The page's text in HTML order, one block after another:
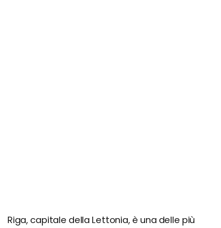
Cesis, Sigulda e Castello di Turaida
Riga, capitale della Lettonia, è una delle più